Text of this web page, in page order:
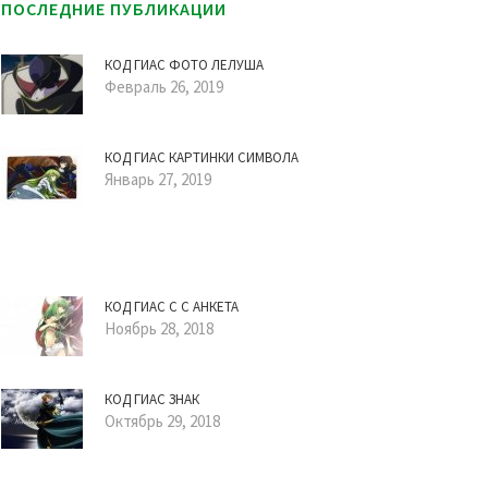
ПОСЛЕДНИЕ ПУБЛИКАЦИИ
КОД ГИАС ФОТО ЛЕЛУША
Февраль 26, 2019
КОД ГИАС КАРТИНКИ СИМВОЛА
Январь 27, 2019
КОД ГИАС С С АНКЕТА
Ноябрь 28, 2018
КОД ГИАС ЗНАК
Октябрь 29, 2018